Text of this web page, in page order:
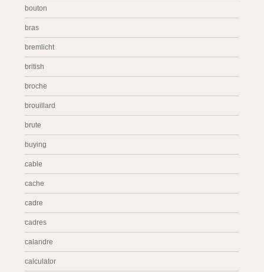
bouton
bras
bremlicht
british
broche
brouillard
brute
buying
cable
cache
cadre
cadres
calandre
calculator